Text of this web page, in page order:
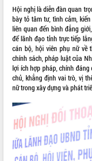
VIDEO
Loading the player...
Trailer Lễ hội Sầu riêng Đắk Lắk
2026
Khám bệnh, cấp phát thuốc miễn
và tặng quà người dân xã Cư Pui
Hội nghị là diễn đàn quan
bày tỏ tâm tư, tình cảm,
liên quan đến bình đẳng
để lãnh đạo tỉnh trực tiếp
cán bộ, hội viên phụ nữ về
chính sách, pháp luật của
lợi ích hợp pháp, chính
chủ, khẳng định vai trò, vị
nữ trong xây dựng và phát